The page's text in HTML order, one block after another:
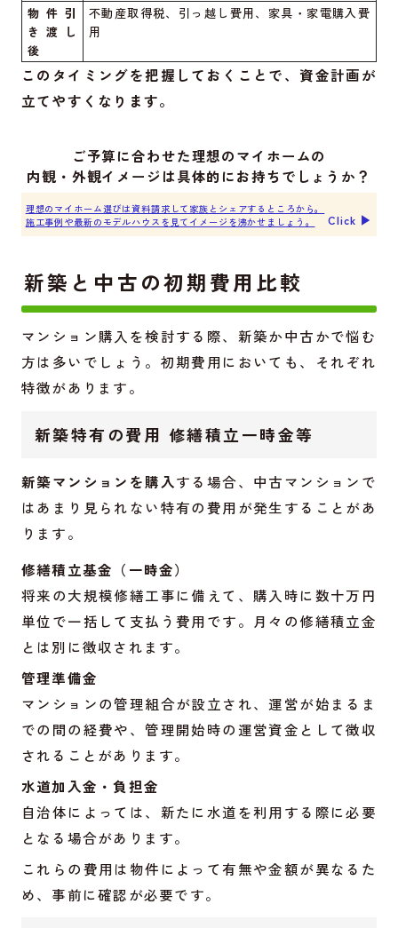
物件引
き渡し
後
不動産取得税、引っ越し費用、家具・家電購入費
用
このタイミングを把握しておくことで、資金計画が
立てやすくなります。
ご予算に合わせた理想のマイホームの
内観・外観イメージは具体的にお持ちでしょうか？
理想のマイホーム選びは資料請求して家族とシェアするところから。
施工事例や最新のモデルハウスを見てイメージを沸かせましょう。
Click ▶︎
新築と中古の初期費用比較
マンション購入を検討する際、新築か中古かで悩む
方は多いでしょう。初期費用においても、それぞれ
特徴があります。
新築特有の費用 修繕積立一時金等
新築マンションを購入する場合、中古マンションで
はあまり見られない特有の費用が発生することがあ
ります。
修繕積立基金（一時金）
将来の大規模修繕工事に備えて、購入時に数十万円
単位で一括して支払う費用です。月々の修繕積立金
とは別に徴収されます。
管理準備金
マンションの管理組合が設立され、運営が始まるま
での間の経費や、管理開始時の運営資金として徴収
されることがあります。
水道加入金・負担金
自治体によっては、新たに水道を利用する際に必要
となる場合があります。
これらの費用は物件によって有無や金額が異なるた
め、事前に確認が必要です。